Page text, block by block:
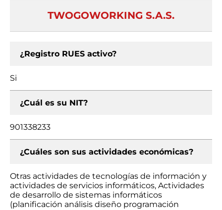
TWOGOWORKING S.A.S.
¿Registro RUES activo?
Si
¿Cuál es su NIT?
901338233
¿Cuáles son sus actividades económicas?
Otras actividades de tecnologías de información y
actividades de servicios informáticos, Actividades
de desarrollo de sistemas informáticos
(planificación análisis diseño programación